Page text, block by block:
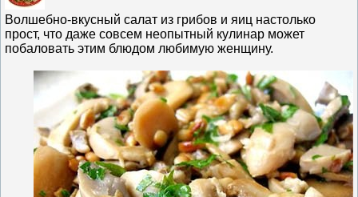
Волшебно-вкусный салат из грибов и яиц настолько
прост, что даже совсем неопытный кулинар может
побаловать этим блюдом любимую женщину.